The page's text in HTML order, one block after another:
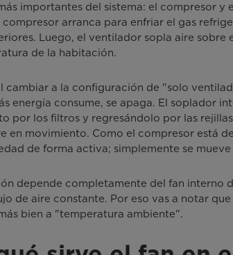
importantes del sistema: el compresor
arranca para enfriar el gas
Luego, el ventilador sopla aire sobre
de la habitación.
cambiar a la configuración de "solo
energía consume, se apaga. El soplador
por los filtros y regresándolo por las
en movimiento. Como el compresor está
de forma activa; simplemente se
depende completamente del fan interno
de aire constante. Por eso vas a notar
bien a "temperatura ambiente".